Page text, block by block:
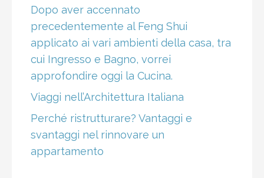
Dopo aver accennato
precedentemente al Feng Shui
applicato ai vari ambienti della casa, tra
cui Ingresso e Bagno, vorrei
approfondire oggi la Cucina.
Viaggi nell’Architettura Italiana
Perché ristrutturare? Vantaggi e
svantaggi nel rinnovare un
appartamento